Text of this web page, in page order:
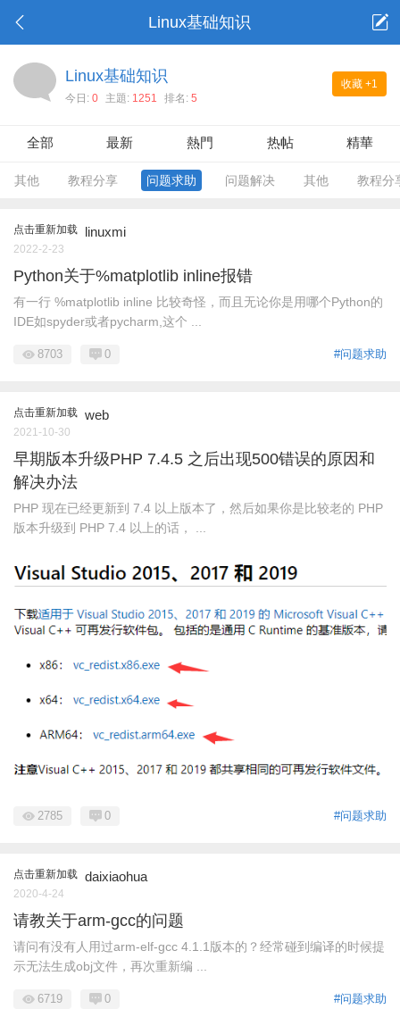
Linux基础知识
收藏 +1
Linux基础知识
今日: 0 主題: 1251 排名: 5
全部 最新 熱門 热帖 精華
其他 教程分享 问题求助 问题解决 其他 教程分
点击重新加载 linuxmi
2022-2-23
Python关于%matplotlib inline报错
有一行 %matplotlib inline 比较奇怪，而且无论你是用哪个Python的
IDE如spyder或者pycharm,这个 ...
#问题求助
8703 0
点击重新加载 web
2021-10-30
早期版本升级PHP 7.4.5 之后出现500错误的原因和
解决办法
PHP 现在已经更新到 7.4 以上版本了，然后如果你是比较老的 PHP
版本升级到 PHP 7.4 以上的话， ...
#问题求助
2785 0
点击重新加载 daixiaohua
2020-4-24
请教关于arm-gcc的问题
请问有没有人用过arm-elf-gcc 4.1.1版本的？经常碰到编译的时候提
示无法生成obj文件，再次重新编 ...
#问题求助
6719 0